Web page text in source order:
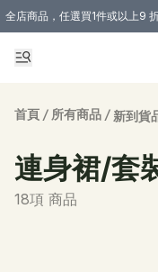
全店商品，任選買1件或以上9
購買 3 件商品或以上即享免運
首頁 / 所有商品 / 新到貨
連身裙/套
18項 商品